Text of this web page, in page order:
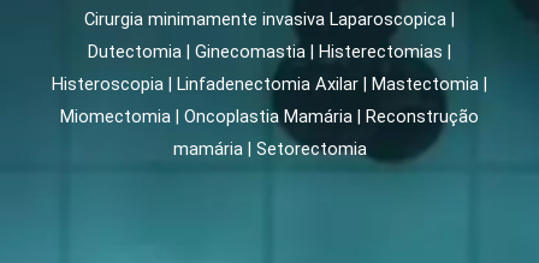
Cirurgia minimamente invasiva Laparoscopica |
Dutectomia | Ginecomastia | Histerectomias |
Histeroscopia | Linfadenectomia Axilar | Mastectomia |
Miomectomia | Oncoplastia Mamária | Reconstrução
mamária | Setorectomia